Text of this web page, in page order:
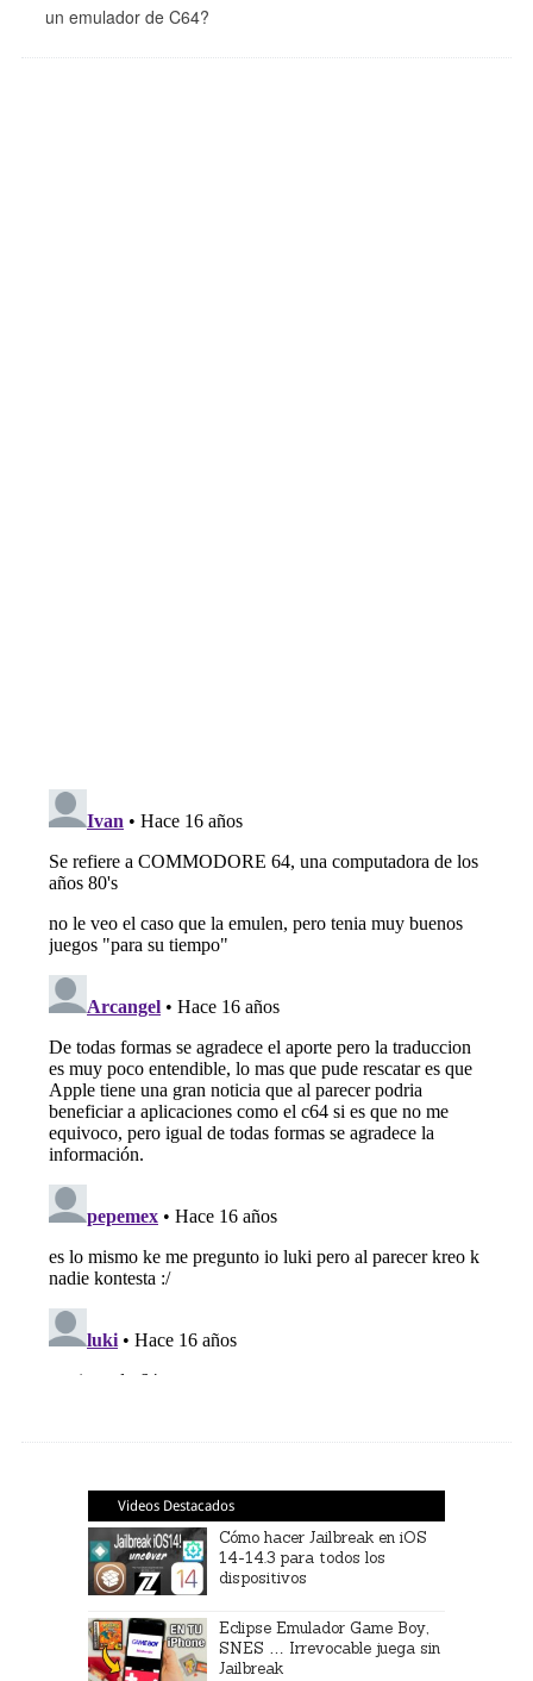
un emulador de C64?
Videos Destacados
Cómo hacer Jailbreak en iOS
14-14.3 para todos los
dispositivos
Eclipse Emulador Game Boy,
SNES … Irrevocable juega sin
Jailbreak